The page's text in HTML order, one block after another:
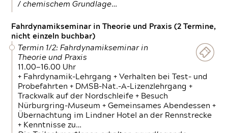
/ chemischem Grundlage…
Fahrdynamikseminar in Theorie und Praxis (2 Termine,
nicht einzeln buchbar)
Termin 1/2: Fahrdynamikseminar in
Theorie und Praxis
11.00—16.00 Uhr
+ Fahrdynamik-Lehrgang + Verhalten bei Test- und
Probefahrten + DMSB-Nat.-A-Lizenzlehrgang +
Trackwalk auf der Nordschleife + Besuch
Nürburgring-Museum + Gemeinsames Abendessen +
Übernachtung im Lindner Hotel an der Rennstrecke
+ Kenntnisse zu…